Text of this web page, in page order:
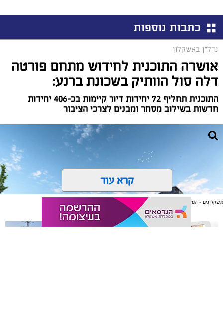
כתבות נוספות
נדל"ן באשקלון
אושרה התוכנית לחידוש מתחם פורטה
דלה סול הוותיק בשכונת ברנע:
התוכנית תחליף 72 יחידות דיור קיימות בכ-406 יחידות
חדשות בשילוב מסחר ומבנים לצרכי הציבור
קרא עוד
אשקלונים - המקומון היומי של אשקלון באינטרנט
אולי יעניין אותך גם